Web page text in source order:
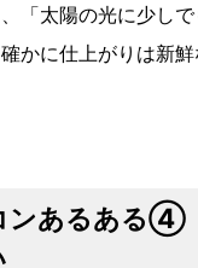
「太陽の光に少しで
かに仕上がりは新
ンあるある